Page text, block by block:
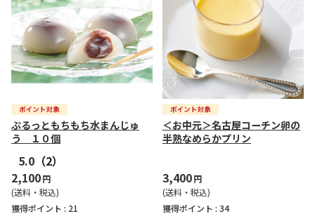
ぷるっともちもち水まんじゅ
う １０個
5.0 （2）
2,100円
(送料・税込)
獲得ポイント : 21
＜お中元＞名古屋コーチン卵の
半熟なめらかプリン
3,400円
(送料・税込)
獲得ポイント : 34